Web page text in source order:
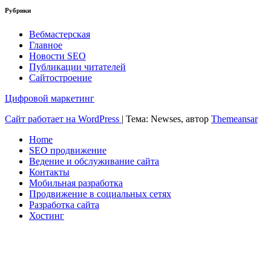
Рубрики
Вебмастерская
Главное
Новости SEO
Публикации читателей
Сайтостроение
Цифровой маркетинг
Сайт работает на WordPress | Тема: Newses, автор Themeansar
Home
SEO продвижение
Ведение и обслуживание сайта
Контакты
Мобильная разработка
Продвижение в социальных сетях
Разработка сайта
Хостинг